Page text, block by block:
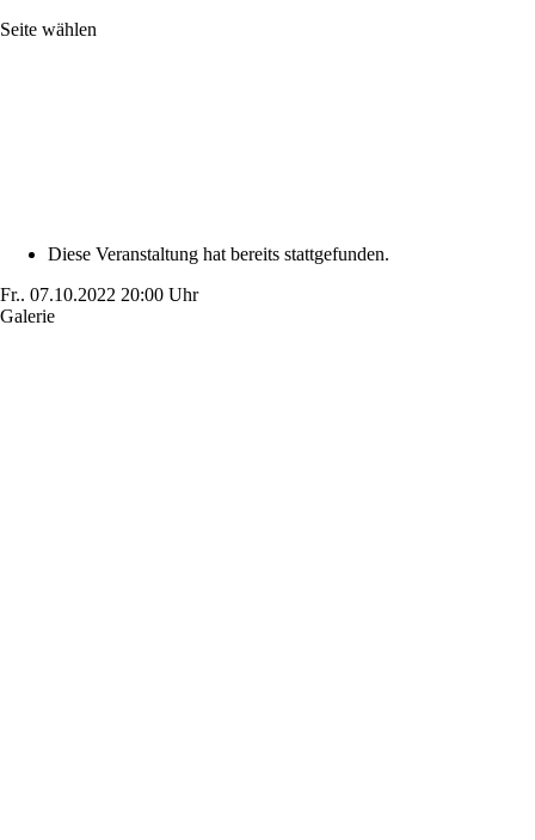
Seite wählen
Diese Veranstaltung hat bereits stattgefunden.
Fr.. 07.10.2022 20:00 Uhr
Galerie